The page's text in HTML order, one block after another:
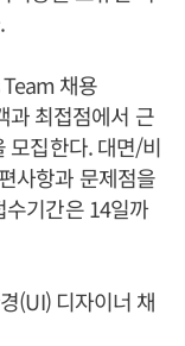
채용
최접점에서 근
모집한다. 대면/비
사항과 문제점을
기간은 14일까
(UI) 디자이너 채